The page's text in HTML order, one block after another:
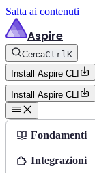
Salta ai contenuti
Aspire
CercaCtrlK
Install Aspire CLI
Install Aspire CLI
Fondamenti
Integrazioni